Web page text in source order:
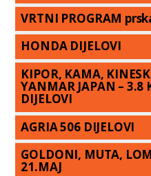
VRTNI PROGRAM
HONDA DIJELOVI
KIPOR, KAMA,
YANMAR JAPAN – 3.8
DIJELOVI
AGRIA 506 DIJELOVI
GOLDONI, MUTA,
21.MAJ